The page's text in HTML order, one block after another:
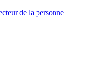
de la personne